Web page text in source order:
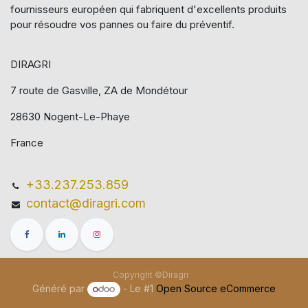
fournisseurs européen qui​ fabriquent d'excellents produits
pour résoudre vos pannes ou faire du préventif.
DIRAGRI
7 route de Gasville, ZA de Mondétour
28630 Nogent-Le-Phaye
France
+33.237.253.859
contact@diragri.com
Copyright ©Diragri
Généré par - Le #1Open Source eCommerce